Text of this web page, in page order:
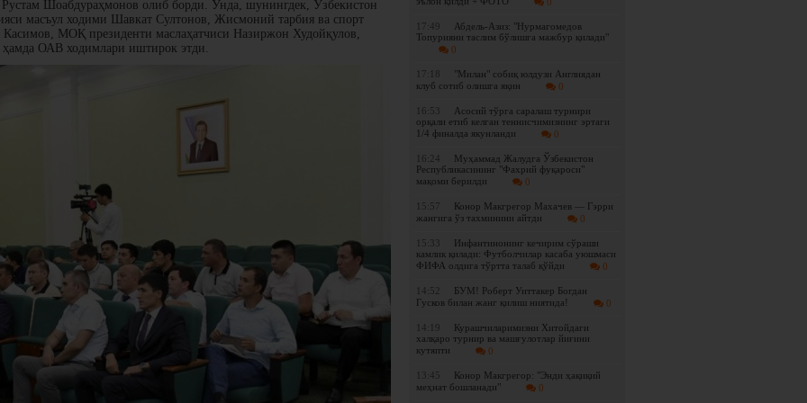
17:49
Абдель-Азиз: "Нурмагомедов
Топурияни таслим бўлишга мажбур қилади"
0
17:18
"Милан" собиқ юлдузи Англиядан
клуб сотиб олишга яқин
0
16:53
Асосий тўрга саралаш турнири
орқали етиб келган теннисчимизнинг эртаги
1/4 финалда якунланди
0
16:24
Муҳаммад Жалудга Ўзбекистон
Республикасининг "Фахрий фуқароси"
мақоми берилди
0
15:57
Конор Макгрегор Махачев — Гэрри
жангига ўз тахминини айтди
0
15:33
Инфантинонинг кечирим сўраши
камлик қилади: Футболчилар касаба уюшмаси
ФИФА олдига тўртта талаб қўйди
0
14:52
БУМ! Роберт Уиттакер Богдан
Гусков билан жанг қилиш ниятида!
0
14:19
Курашчиларимизни Хитойдаги
халқаро турнир ва машғулотлар йиғини
кутяпти
0
13:45
Конор Макгрегор: "Энди ҳақиқий
меҳнат бошланади"
0
Шоабдураҳмонов олиб борди. Унда, шунингдек, Ўзбекистон
масъул ходими Шавкат Султонов, Жисмоний тарбия ва спорт
МОҚ президенти маслаҳатчиси Назиржон Худойқулов,
ҳамда ОАВ ходимлари иштирок этди.